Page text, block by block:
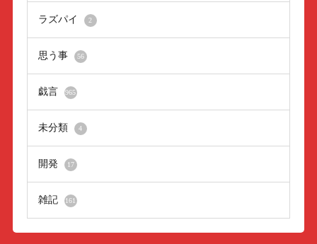
ラズパイ 2
思う事 56
戯言 965
未分類 4
開発 17
雑記 161